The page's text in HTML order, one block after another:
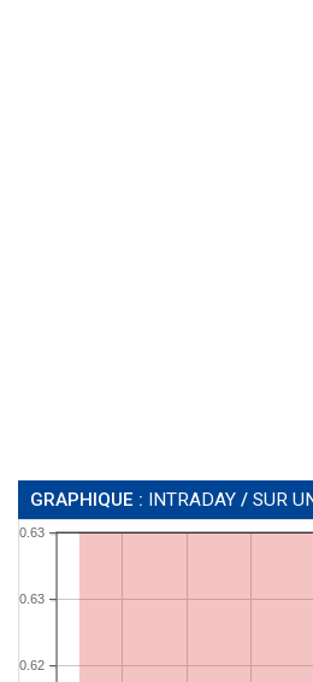
GRAPHIQUE : INTRADAY / SUR
0.62
0.63
0.63